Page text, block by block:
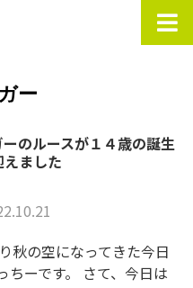
ー
ーのルースが１４歳の誕生
えました
秋の空になってきた今日
ちーです。 さて、今日は